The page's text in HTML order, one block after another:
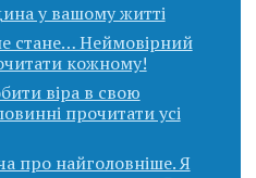
у вашому житті
стане… Неймовірний
кожному!
віра в свою
прочитати усі
про найголовніше. Я